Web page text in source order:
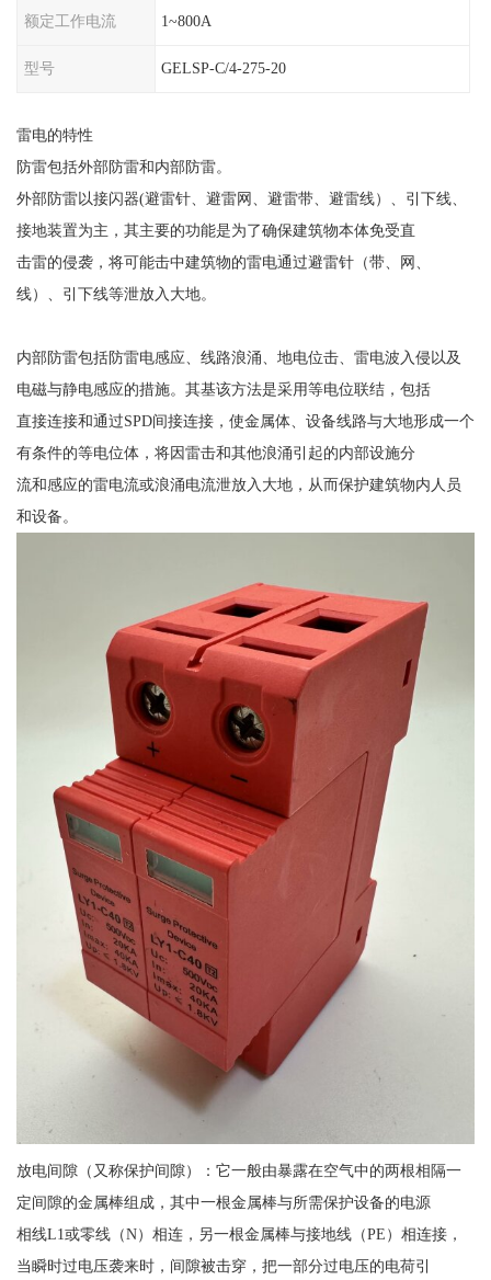
额定工作电流 1~800A
型号 GELSP-C/4-275-20
雷电的特性
防雷包括外部防雷和内部防雷。
外部防雷以接闪器(避雷针、避雷网、避雷带、避雷线）、引下线、
接地装置为主，其主要的功能是为了确保建筑物本体免受直
击雷的侵袭，将可能击中建筑物的雷电通过避雷针（带、网、
线）、引下线等泄放入大地。
内部防雷包括防雷电感应、线路浪涌、地电位击、雷电波入侵以及
电磁与静电感应的措施。其基该方法是采用等电位联结，包括
直接连接和通过SPD间接连接，使金属体、设备线路与大地形成一个
有条件的等电位体，将因雷击和其他浪涌引起的内部设施分
流和感应的雷电流或浪涌电流泄放入大地，从而保护建筑物内人员
和设备。
放电间隙（又称保护间隙）：它一般由暴露在空气中的两根相隔一
定间隙的金属棒组成，其中一根金属棒与所需保护设备的电源
相线L1或零线（N）相连，另一根金属棒与接地线（PE）相连接，
当瞬时过电压袭来时，间隙被击穿，把一部分过电压的电荷引